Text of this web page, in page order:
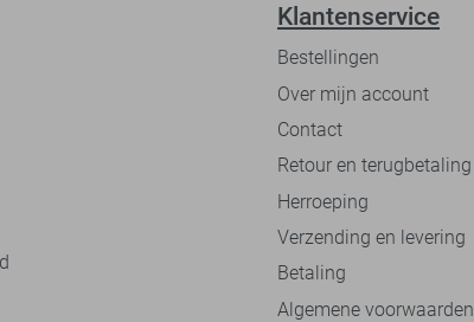
Klantenservice
Bestellingen
Over mijn account
Contact
Retour en terugbetaling
Herroeping
Verzending en levering
Betaling
Algemene voorwaarden